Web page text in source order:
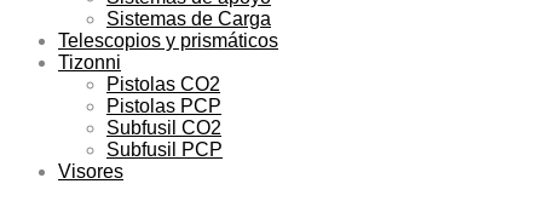
Sistemas de Carga
Telescopios y prismáticos
Tizonni
Pistolas CO2
Pistolas PCP
Subfusil CO2
Subfusil PCP
Visores